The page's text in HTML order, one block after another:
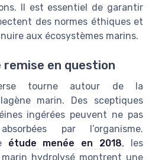
Il est essentiel de garantir
des normes éthiques et
aux écosystèmes marins.
en question
tourne autour de la
marin. Des sceptiques
ingérées peuvent ne pas
par l’organisme.
étude menée en 2018, les
hydrolysé montrent une